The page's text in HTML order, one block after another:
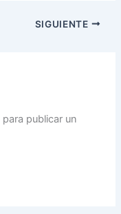
SIGUIENTE
para publicar un